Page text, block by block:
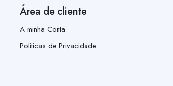
Área de cliente
A minha Conta
Políticas de Privacidade